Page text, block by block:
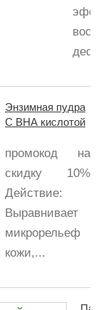
Энзимная пудра
С ВНА кислотой
промокод на
скидку 10%
Действие:
Выравнивает
микрорельеф
кожи,...